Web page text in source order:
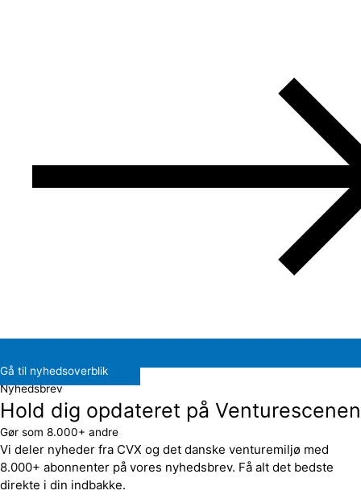
Gå til nyhedsoverblik
Nyhedsbrev
Hold dig opdateret på Venturescenen
Gør som 8.000+ andre
Vi deler nyheder fra CVX og det danske venturemiljø med
8.000+ abonnenter på vores nyhedsbrev. Få alt det bedste
direkte i din indbakke.